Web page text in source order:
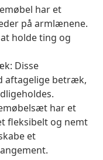
har et
på armlænene.
holde ting og
Disse
aftagelige betræk,
har et
fleksibelt og nemt
et